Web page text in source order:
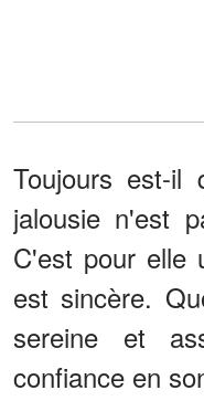
Toujours est-il
jalousie n'est
C'est pour elle
est sincère.
sereine et
confiance en